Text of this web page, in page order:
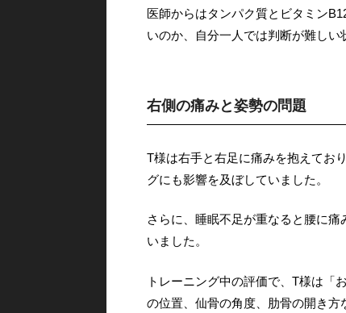
医師からはタンパク質とビタミン
いのか、自分一人では判断が難しい
右側の痛みと姿勢の問題
T様は右手と右足に痛みを抱えてお
グにも影響を及ぼしていました。
さらに、睡眠不足が重なると腰に
いました。
トレーニング中の評価で、T様は「
の位置、仙骨の角度、肋骨の開き